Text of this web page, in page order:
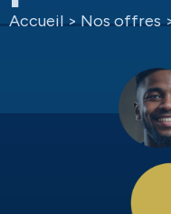
Accueil > Nos offres